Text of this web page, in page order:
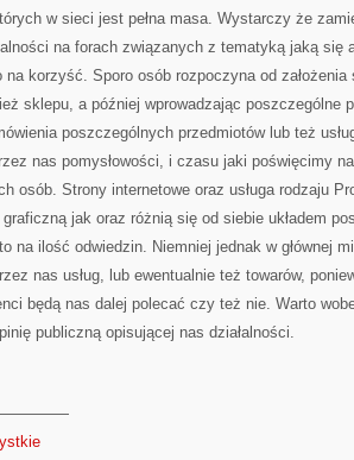
w sieci jest pełna masa. Wystarczy że
na forach związanych z tematyką jaką się
na korzyść. Sporo osób rozpoczyna od
sklepu, a później wprowadzając poszczególne
poszczególnych przedmiotów lub też
nas pomysłowości, i czasu jaki poświęcimy
osób. Strony internetowe oraz usługa rodzaju
graficzną jak oraz różnią się od siebie układem
na ilość odwiedzin. Niemniej jednak w głównej
nas usług, lub ewentualnie też towarów,
będą nas dalej polecać czy też nie. Warto
publiczną opisującej nas działalności.